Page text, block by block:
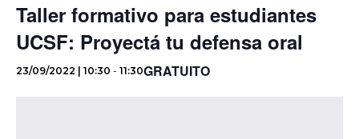
Taller formativo para estudiantes
UCSF: Proyectá tu defensa oral
23/09/2022 | 10:30 - 11:30GRATUITO